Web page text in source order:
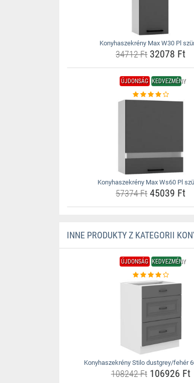
Konyhaszekrény Max W30 Pl
34712 Ft32078 Ft
ÚJDONSÁG KEDVEZMÉNY
Konyhaszekrény Max Ws60 Pl
57374 Ft45039 Ft
INNE PRODUKTY Z KATEGORII
ÚJDONSÁG KEDVEZMÉNY
Konyhaszekrény Stilo dustgrey/fehér
108242 Ft106926 Ft